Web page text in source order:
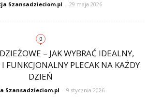
Szansadzieciom.pl - 29 maja 2026
0
– JAK WYBRAĆ IDEALNY,
FUNKCJONALNY PLECAK NA KAŻDY
DZIEŃ
Szansadzieciom.pl - 9 stycznia 2026